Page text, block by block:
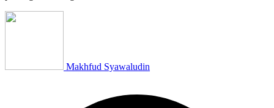
Makhfud Syawaludin